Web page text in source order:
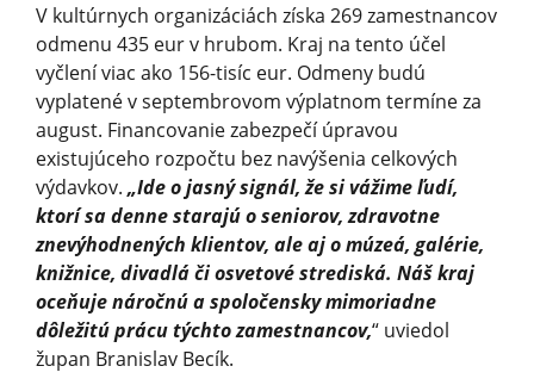
V kultúrnych organizáciách získa 269 zamestnancov
odmenu 435 eur v hrubom. Kraj na tento účel
vyčlení viac ako 156-tisíc eur. Odmeny budú
vyplatené v septembrovom výplatnom termíne za
august. Financovanie zabezpečí úpravou
existujúceho rozpočtu bez navýšenia celkových
výdavkov. „Ide o jasný signál, že si vážime ľudí,
ktorí sa denne starajú o seniorov, zdravotne
znevýhodnených klientov, ale aj o múzeá, galérie,
knižnice, divadlá či osvetové strediská. Náš kraj
oceňuje náročnú a spoločensky mimoriadne
dôležitú prácu týchto zamestnancov,“ uviedol
župan Branislav Becík.